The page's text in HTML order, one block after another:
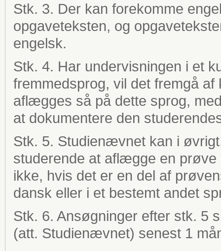
Stk. 3. Der kan forekomme
opgaveteksten, og
engelsk.
Stk. 4. Har undervisningen i et
fremmedsprog, vil det fremgå
aflægges så på dette sprog,
at dokumentere den
Stk. 5. Studienævnet kan i
studerende at aflægge en
ikke, hvis det er en del af
dansk eller i et bestemt andet
Stk. 6. Ansøgninger efter stk. 5
(att. Studienævnet) senest 1